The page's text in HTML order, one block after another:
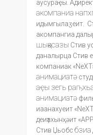
аусураҿы.
акомпаниа
идымгылаӡеит.
акомпангиа
шықәсазы Стив
даналырца Стив
компаниак
анимациатә
аҿы зегь
анимациатә
иаанахуеит
деиҭахынҳәит
Стив Џьобс бзиа